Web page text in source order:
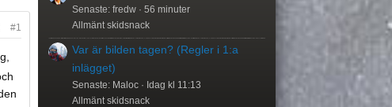
#1
Senaste: fredw
56 minuter
Allmänt skidsnack
Var är bilden tagen? (Regler i 1:a
inlägget)
Senaste: Maloc
Idag kl 11:13
Allmänt skidsnack